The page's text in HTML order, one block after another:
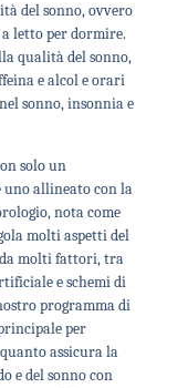
del sonno, ovvero
letto per dormire.
qualità del sonno,
e alcol e orari
sonno, insonnia e
solo un
uno allineato con la
nota come
molti aspetti del
da molti fattori, tra
e schemi di
programma di
per
assicura la
e del sonno con